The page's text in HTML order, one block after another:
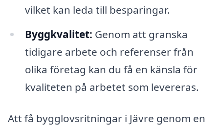
vilket kan leda till besparingar.
Byggkvalitet: Genom att granska
tidigare arbete och referenser från
olika företag kan du få en känsla för
kvaliteten på arbetet som levereras.
Att få bygglovsritningar i Jävre genom en